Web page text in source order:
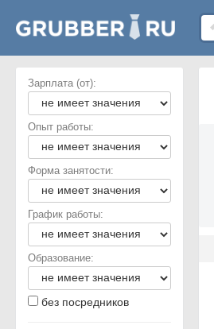
Зарплата (от):
Опыт работы:
Форма занятости:
График работы:
Образование:
без посредников